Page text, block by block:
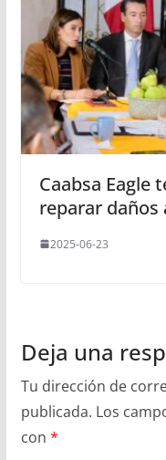
Caabsa Eagle
reparar daños
2025-06-23
Deja una
Tu dirección de
publicada. Los
con *